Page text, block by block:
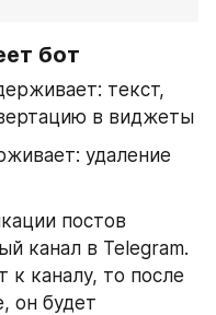
бот
текст,
в виджеты
удаление
постов
канал в Telegram.
к каналу, то после
он будет